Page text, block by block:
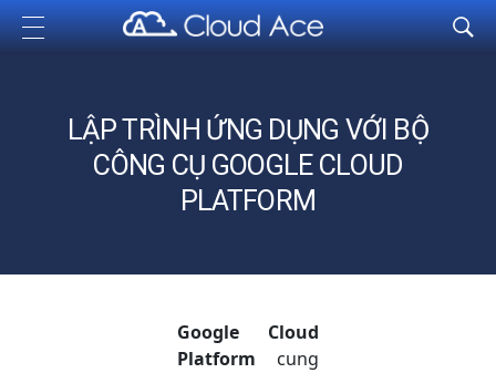
Cloud Ace
Nhà cung cấp giải pháp trên GCP cho doanh nghiệp
LẬP TRÌNH ỨNG DỤNG VỚI BỘ
CÔNG CỤ GOOGLE CLOUD
PLATFORM
Google Cloud
Platform cung